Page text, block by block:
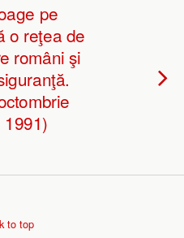
pe
o reţea de
români şi
to top